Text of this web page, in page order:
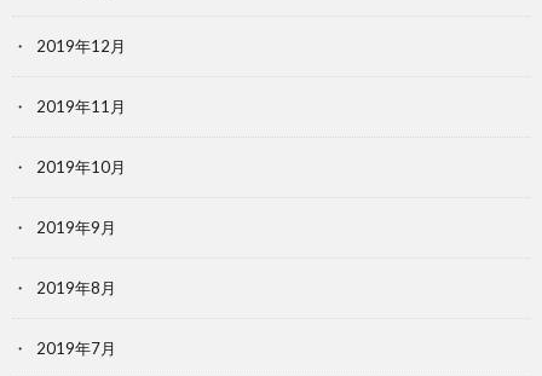
2019年12月
2019年11月
2019年10月
2019年9月
2019年8月
2019年7月